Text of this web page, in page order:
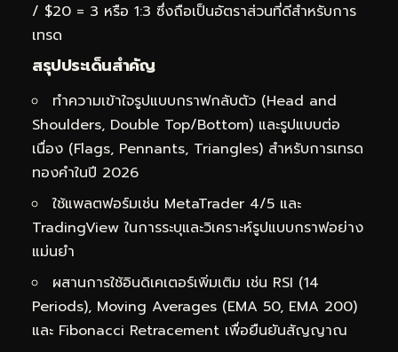
/ $20 = 3 หรือ 1:3 ซึ่งถือเป็นอัตราส่วนที่ดีสำหรับการ
เทรด
สรุปประเด็นสำคัญ
ทำความเข้าใจรูปแบบกราฟกลับตัว (Head and
Shoulders, Double Top/Bottom) และรูปแบบต่อ
เนื่อง (Flags, Pennants, Triangles) สำหรับการเทรด
ทองคำในปี 2026
ใช้แพลตฟอร์มเช่น MetaTrader 4/5 และ
TradingView ในการระบุและวิเคราะห์รูปแบบกราฟอย่าง
แม่นยำ
ผสานการใช้อินดิเคเตอร์เพิ่มเติม เช่น RSI (14
Periods), Moving Averages (EMA 50, EMA 200)
และ Fibonacci Retracement เพื่อยืนยันสัญญาณ